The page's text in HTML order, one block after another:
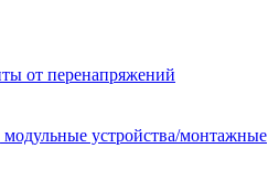
от перенапряжений
устройства/монтажные